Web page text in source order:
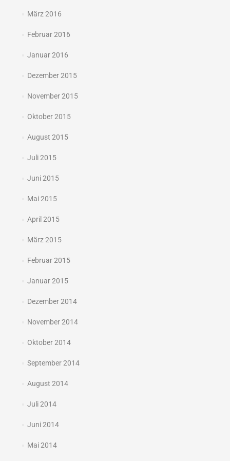
März 2016
Februar 2016
Januar 2016
Dezember 2015
November 2015
Oktober 2015
August 2015
Juli 2015
Juni 2015
Mai 2015
April 2015
März 2015
Februar 2015
Januar 2015
Dezember 2014
November 2014
Oktober 2014
September 2014
August 2014
Juli 2014
Juni 2014
Mai 2014